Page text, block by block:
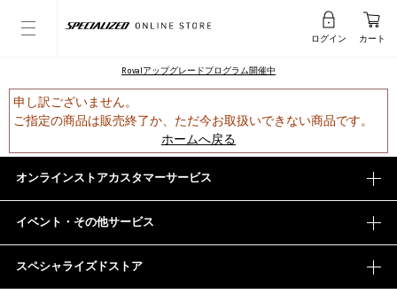
ログイン カート
Rovalアップグレードプログラム開催中
申し訳ございません。
ご指定の商品は販売終了か、ただ今お取扱いできない商品です。
ホームへ戻る
オンラインストアカスタマーサービス
イベント・その他サービス
スペシャライズドストア